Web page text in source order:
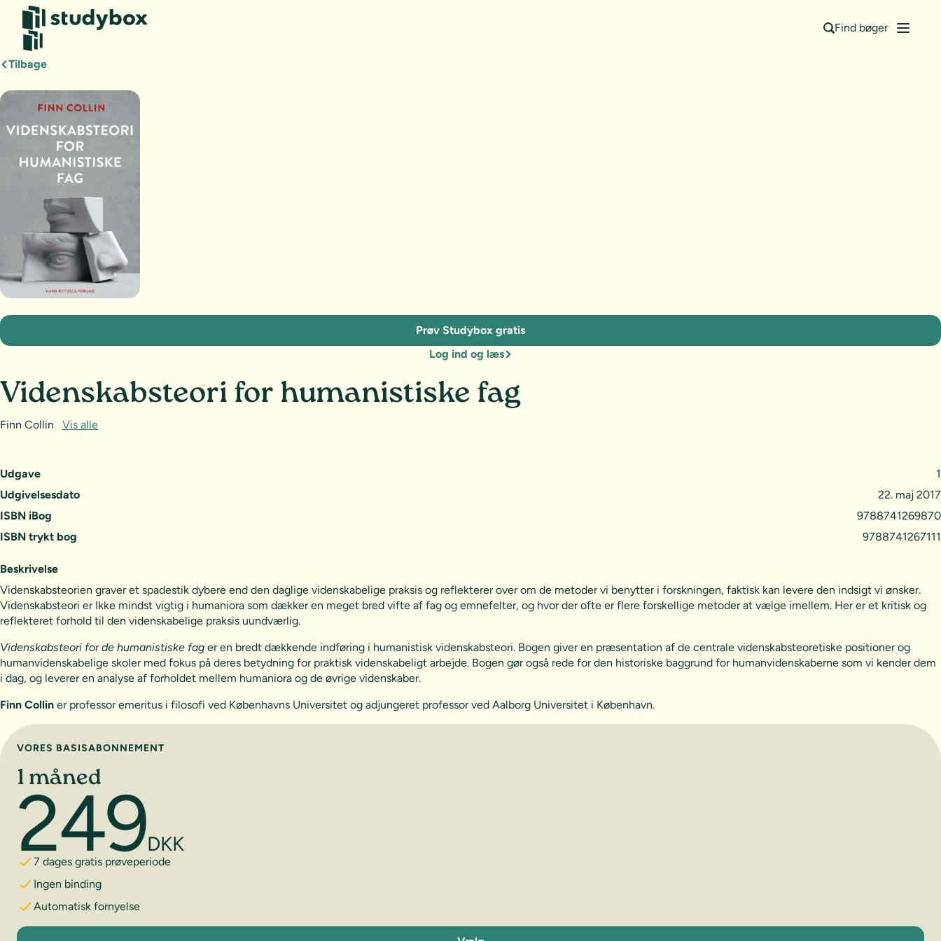
Find bøger
Tilbage
Udgave
1
Udgivelsesdato
22. maj 2017
ISBN iBog
9788741269870
ISBN trykt bog
9788741267111
Videnskabsteori for humanistiske fag
Finn Collin Vis alle
Prøv Studybox gratis
Log ind og læs
Beskrivelse
Videnskabsteorien graver et spadestik dybere end den daglige videnskabelige praksis og reflekterer over om de metoder vi benytter i forskningen, faktisk kan levere den indsigt vi ønsker.
Videnskabsteori er Ikke mindst vigtig i humaniora som dækker en meget bred vifte af fag og emnefelter, og hvor der ofte er flere forskellige metoder at vælge imellem. Her er et kritisk og
reflekteret forhold til den videnskabelige praksis uundværlig.
Videnskabsteori for de humanistiske fag er en bredt dækkende indføring i humanistisk videnskabsteori. Bogen giver en præsentation af de centrale videnskabsteoretiske positioner og
humanvidenskabelige skoler med fokus på deres betydning for praktisk videnskabeligt arbejde. Bogen gør også rede for den historiske baggrund for humanvidenskaberne som vi kender dem
i dag, og leverer en analyse af forholdet mellem humaniora og de øvrige videnskaber.
Finn Collin er professor emeritus i filosofi ved Københavns Universitet og adjungeret professor ved Aalborg Universitet i København.
Vælg abonnement
VORES BASISABONNEMENT
1 måned
249DKK
7 dages gratis prøveperiode
Ingen binding
Automatisk fornyelse
1 måned